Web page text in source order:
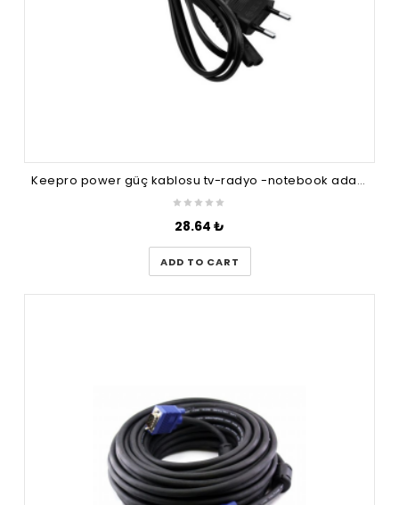
Keepro power güç kablosu tv-radyo -notebook adaptör fişi
28.64 ₺
ADD TO CART